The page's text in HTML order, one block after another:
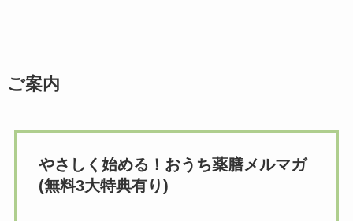
ご案内
やさしく始める！おうち薬膳メルマガ
(無料3大特典有り)